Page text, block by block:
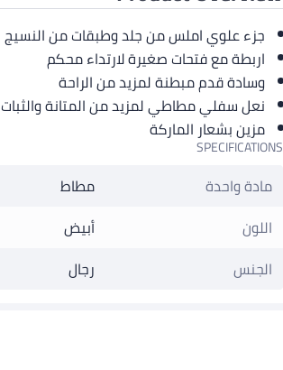
جزء علوي املس من جلد وطبقات من النسيج
اربطة مع فتحات صغيرة لارتداء محكم
وسادة قدم مبطنة لمزيد من الراحة
نعل سفلي مطاطي لمزيد من المتانة والثبات
مزين بشعار الماركة
SPECIFICATIONS
مادة واحدة
مطاط
اللون
أبيض
الجنس
رجال